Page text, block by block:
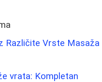
Različite Vrste Masaža
vrata: Kompletan